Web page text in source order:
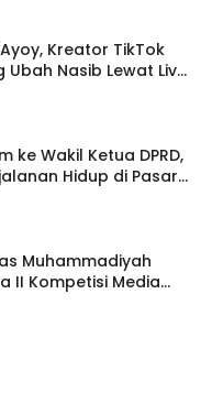
Kreator TikTok
Nasib Lewat Live
ke Wakil Ketua DPRD,
Hidup di Pasar
Muhammadiyah
II Kompetisi Media
Tingkat Internasional